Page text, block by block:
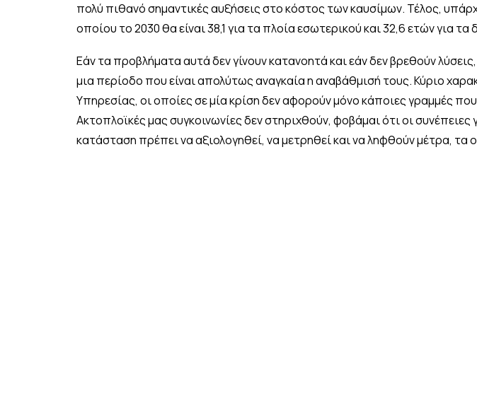
πολύ πιθανό σημαντικές αυξήσεις στο κόστος των καυσίμων. Τέλος,
οποίου το 2030 θα είναι 38,1 για τα πλοία εσωτερικού και 32,6 ετών για
Εάν τα προβλήματα αυτά δεν γίνουν κατανοητά και εάν δεν βρεθούν
μια περίοδο που είναι απολύτως αναγκαία η αναβάθμισή τους. Κύριο
Υπηρεσίας, οι οποίες σε μία κρίση δεν αφορούν μόνο κάποιες γραμμές
Ακτοπλοϊκές μας συγκοινωνίες δεν στηριχθούν, φοβάμαι ότι οι
κατάσταση πρέπει να αξιολογηθεί, να μετρηθεί και να ληφθούν μέτρα, τα